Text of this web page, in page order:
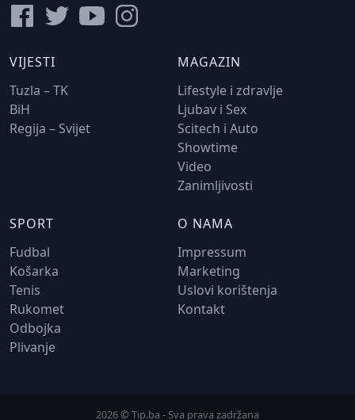
VIJESTI
Tuzla – TK
BiH
Regija – Svijet
MAGAZIN
Lifestyle i zdravlje
Ljubav i Sex
Scitech i Auto
Showtime
Video
Zanimljivosti
SPORT
Fudbal
Košarka
Tenis
Rukomet
Odbojka
Plivanje
O NAMA
Impressum
Marketing
Uslovi korištenja
Kontakt
2026 © Tip.ba - Sva prava zadržana